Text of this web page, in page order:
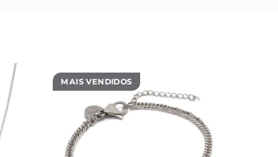
MAIS VENDIDOS